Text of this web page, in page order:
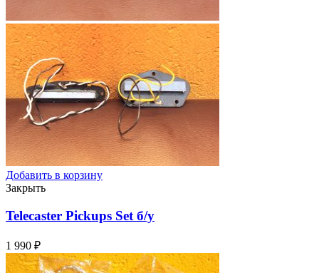
Добавить в корзину
Закрыть
Telecaster Pickups Set б/у
1 990 ₽